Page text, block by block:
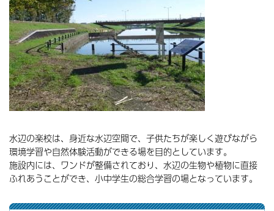
水辺の楽校は、身近な水辺空間で、子供たちが楽しく遊びながら
環境学習や自然体験活動ができる場を目的としています。
施設内には、ワンドが整備されており、水辺の生物や植物に直接
ふれあうことができ、小中学生の総合学習の場となっています。